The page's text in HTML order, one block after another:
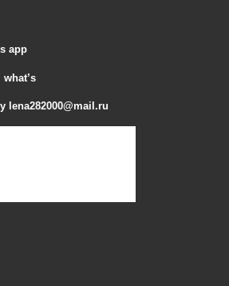
app
what’s
lena282000@mail.ru